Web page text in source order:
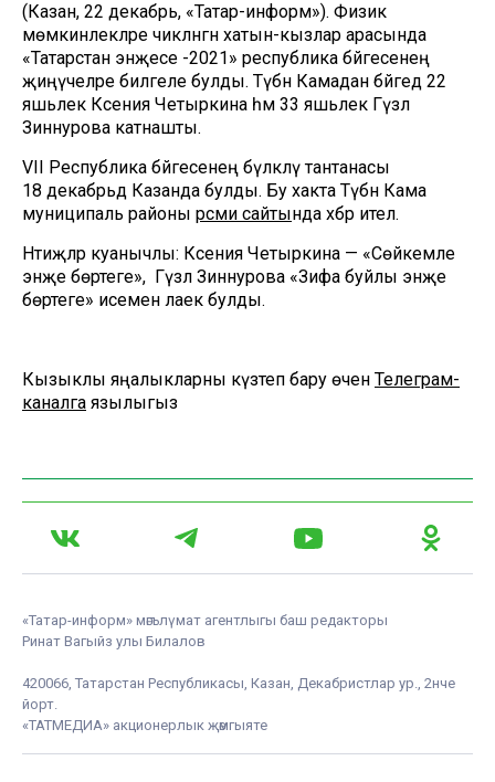
(Казан, 22 декабрь, «Татар-информ»). Физик
мөмкинлекләре чикләнгән хатын-кызлар арасында
«Татарстан энҗесе -2021» республика бәйгесенең
җиңүчеләре билгеле булды. Түбән Камадан бәйгедә 22
яшьлек Ксения Четыркина һәм 33 яшьлек Гүзәл
Зиннурова катнашты.
VII Республика бәйгесенең бүләкләү тантанасы
18 декабрьдә Казанда булды. Бу хакта Түбән Кама
муниципаль районы рәсми сайтында хәбәр ителә.
Нәтиҗәләр куанычлы: Ксения Четыркина — «Сөйкемле
энҗе бөртеге», ә Гүзәл Зиннурова «Зифа буйлы энҗе
бөртеге» исеменә лаек булды.
Кызыклы яңалыкларны күзәтеп бару өчен Телеграм-
каналга язылыгыз
«Татар-информ» мәгълүмат агентлыгы баш редакторы
Ринат Вагыйз улы Билалов
420066, Татарстан Республикасы, Казан, Декабристлар ур., 2нче
йорт.
«ТАТМЕДИА» акционерлык җәмгыяте